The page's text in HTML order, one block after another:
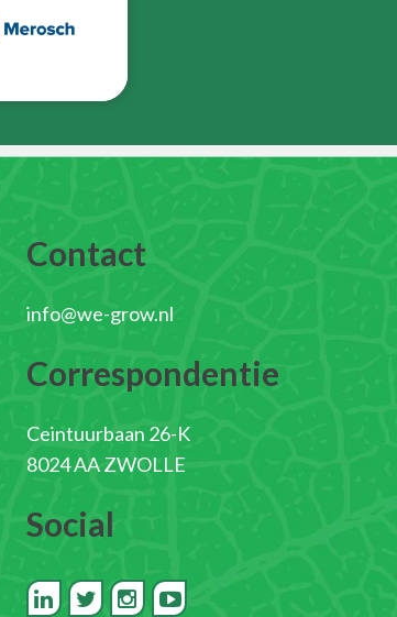
Contact
info@we-grow.nl
Correspondentie
Ceintuurbaan 26-K
8024 AA ZWOLLE
Social